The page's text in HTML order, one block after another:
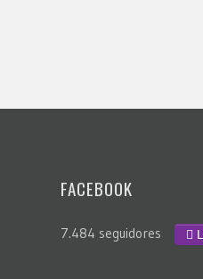
FACEBOOK
7.484 seguidores